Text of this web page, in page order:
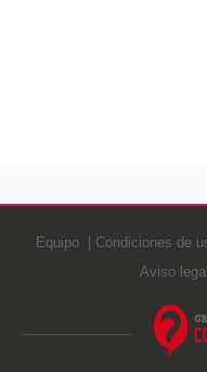
Equipo Condiciones de
Aviso legal